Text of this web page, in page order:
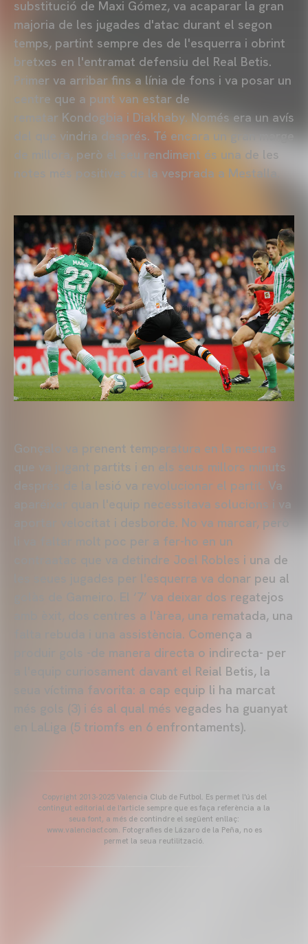
substitució de Maxi Gómez, va acaparar la gran
majoria de les jugades d'atac durant el segon
temps, partint sempre des de l'esquerra i obrint
bretxes en l'entramat defensiu del Real Betis.
Primer va arribar fins a línia de fons i va posar un
centre que a punt van estar de
rematar Kondogbia i Diakhaby. Només era un avís
del que vindria després. Té encara un gran marge
de millora, però el seu rendiment és una de les
notes més positives de la vesprada a Mestalla.
Gonçalo va prenent temperatura en la mesura
que va jugant partits i en els seus millors minuts
després de la lesió va revolucionar el partit. Va
aparéixer quan l'equip necessitava solucions i va
aportar velocitat i desborde. No va marcar, però
li va faltar molt poc per a fer-ho en un
contraatac que va detindre Joel Robles i una de
les seues jugades per l'esquerra va donar peu al
golàs de Gameiro. El ‘7’ va deixar dos regatejos
amb èxit, dos centres a l'àrea, una rematada, una
falta rebuda i una assistència. Comença a
produir gols -de manera directa o indirecta- per
a l'equip curiosament davant el Reial Betis, la
seua víctima favorita: a cap equip li ha marcat
més gols (3) i és al qual més vegades ha guanyat
en LaLiga (5 triomfs en 6 enfrontaments).
Copyright 2013-2025 Valencia Club de Futbol. Es permet l'ús del
contingut editorial de l'article sempre que es faça referència a la
seua font, a més de contindre el següent enllaç:
www.valenciacf.com. Fotografies de Lázaro de la Peña, no es
permet la seua reutilització.